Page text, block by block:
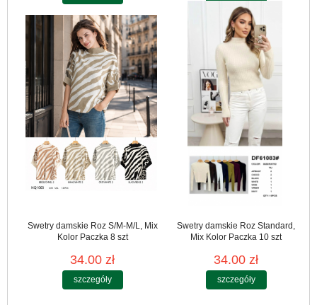
Swetry damskie Roz S/M-M/L, Mix
Kolor Paczka 8 szt
34.00 zł
szczegóły
Swetry damskie Roz Standard,
Mix Kolor Paczka 10 szt
34.00 zł
szczegóły